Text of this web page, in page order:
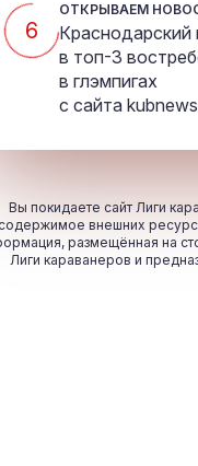
5
ОТКРЫВАЕМ
Краснодарский
в топ-3
в глэмпигах
с сайта
Вы покидаете сайт Лиги
внешних
размещённая на
Лиги караванеров и